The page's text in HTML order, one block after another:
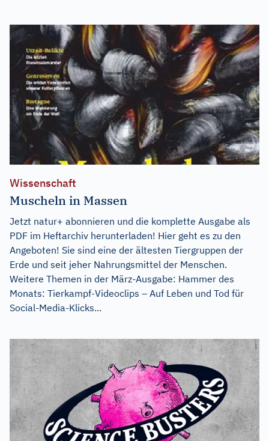
Wissenschaft
Muscheln in Massen
Jetzt natur+ abonnieren und die komplette Ausgabe als
PDF im Heftarchiv herunterladen! Hier geht es zu den
Angeboten! Sie sind eine der ältesten Tiergruppen der
Erde und seit jeher Nahrungsmittel der Menschen.
Weitere Themen in der März-Ausgabe: Hammer des
Monats: Tierkampf-Videoclips – Auf Leben und Tod für
Social-Media-Klicks...